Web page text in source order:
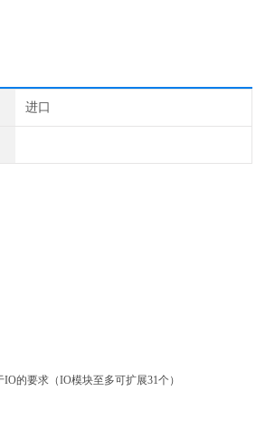
进口
的要求（IO模块至多可扩展31个）